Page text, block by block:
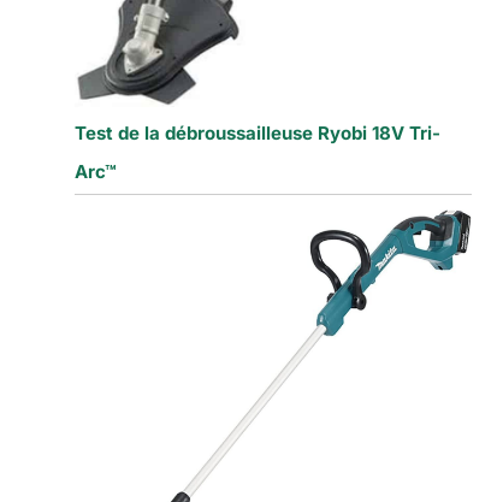
Test de la débroussailleuse Ryobi 18V Tri-
Arc™